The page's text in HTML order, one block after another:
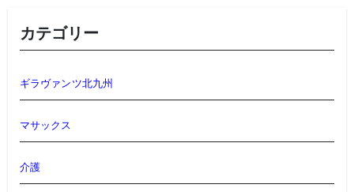
カテゴリー
ギラヴァンツ北九州
マサックス
介護